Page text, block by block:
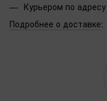
Курьером по
Подробнее о доставке: